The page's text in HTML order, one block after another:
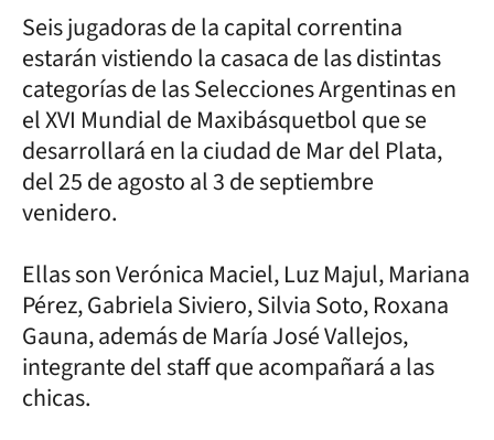
Seis jugadoras de la capital correntina
estarán vistiendo la casaca de las distintas
categorías de las Selecciones Argentinas en
el XVI Mundial de Maxibásquetbol que se
desarrollará en la ciudad de Mar del Plata,
del 25 de agosto al 3 de septiembre
venidero.
Ellas son Verónica Maciel, Luz Majul, Mariana
Pérez, Gabriela Siviero, Silvia Soto, Roxana
Gauna, además de María José Vallejos,
integrante del staff que acompañará a las
chicas.